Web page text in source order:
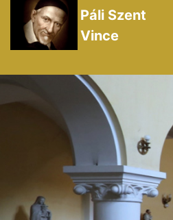
Páli Szent
Vince